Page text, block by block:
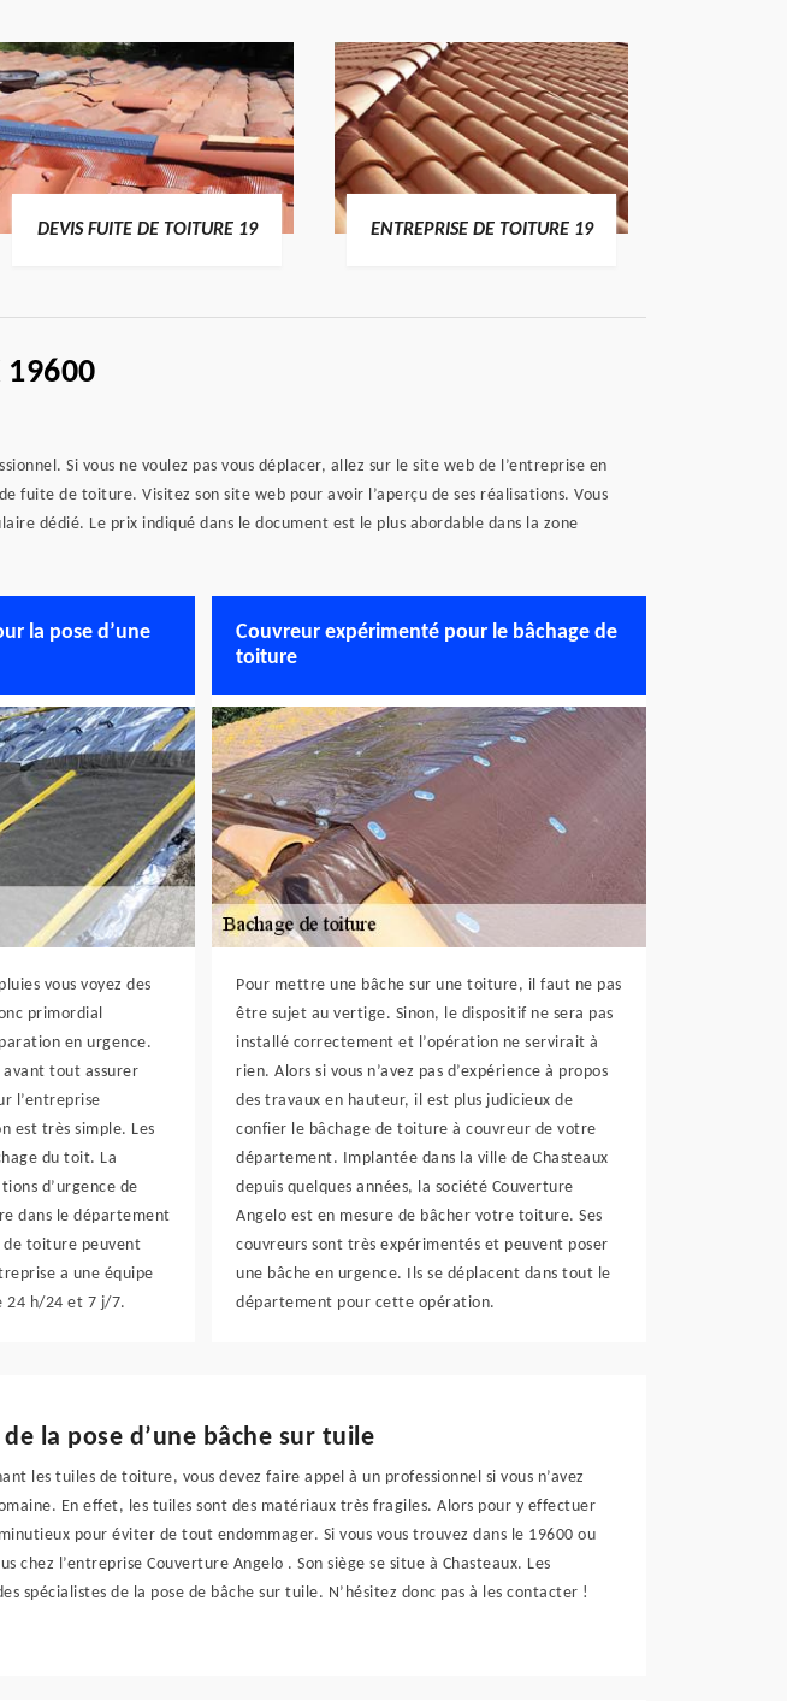
DEVIS FUITE DE TOITURE 19 ENTREPRISE DE TOITURE 19
19600
Si vous ne voulez pas vous déplacer, allez sur le site web de l’entreprise en
fuite de toiture. Visitez son site web pour avoir l’aperçu de ses réalisations. Vous
dédié. Le prix indiqué dans le document est le plus abordable dans la zone
la pose d’une
vous voyez des
primordial
en urgence.
tout assurer
l’entreprise
est très simple. Les
du toit. La
d’urgence de
dans le département
de toiture peuvent
a une équipe
24 h/24 et 7 j/7.
Couvreur expérimenté pour le bâchage de
toiture
Pour mettre une bâche sur une toiture, il faut ne pas
être sujet au vertige. Sinon, le dispositif ne sera pas
installé correctement et l’opération ne servirait à
rien. Alors si vous n’avez pas d’expérience à propos
des travaux en hauteur, il est plus judicieux de
confier le bâchage de toiture à couvreur de votre
département. Implantée dans la ville de Chasteaux
depuis quelques années, la société Couverture
Angelo est en mesure de bâcher votre toiture. Ses
couvreurs sont très expérimentés et peuvent poser
une bâche en urgence. Ils se déplacent dans tout le
département pour cette opération.
la pose d’une bâche sur tuile
les tuiles de toiture, vous devez faire appel à un professionnel si vous n’avez
En effet, les tuiles sont des matériaux très fragiles. Alors pour y effectuer
pour éviter de tout endommager. Si vous vous trouvez dans le 19600 ou
chez l’entreprise Couverture Angelo . Son siège se situe à Chasteaux. Les
spécialistes de la pose de bâche sur tuile. N’hésitez donc pas à les contacter !